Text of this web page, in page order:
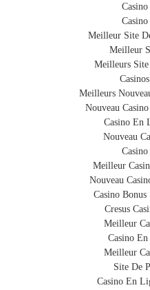
1. Activation de
www.BibeliB.com ou
le QR code.
2. Hélas, votre bagage
d'autres bagages par an.
3. Le personnel
votre valise parmi les
prévient de sa localisation.
4. Vous recevez une
5. Le personnel
Elle s’adapte sur la
soute
Elle protège votre
Se délestant de
housse
Meilleur Site
Meilleur
Meilleurs
Meilleurs
Nouveau
Casino En
Nouveau
Meilleur
Nouveau
Casino Bonus
Cresus
Meilleur
Casino
Meilleur
Site De
Casino En